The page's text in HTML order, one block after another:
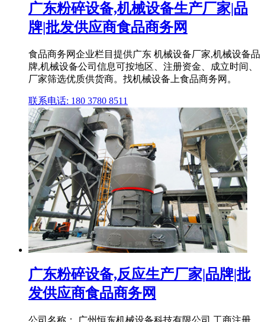
广东粉碎设备,机械设备生产厂家|品
牌|批发供应商食品商务网
食品商务网企业栏目提供广东 机械设备厂家,机械设备品
牌,机械设备公司信息可按地区、注册资金、成立时间、
厂家筛选优质供货商。找机械设备上食品商务网。
联系电话: 180 3780 8511
广东粉碎设备,反应生产厂家|品牌|批
发供应商食品商务网
公司名称： 广州恒东机械设备科技有限公司 工商注册